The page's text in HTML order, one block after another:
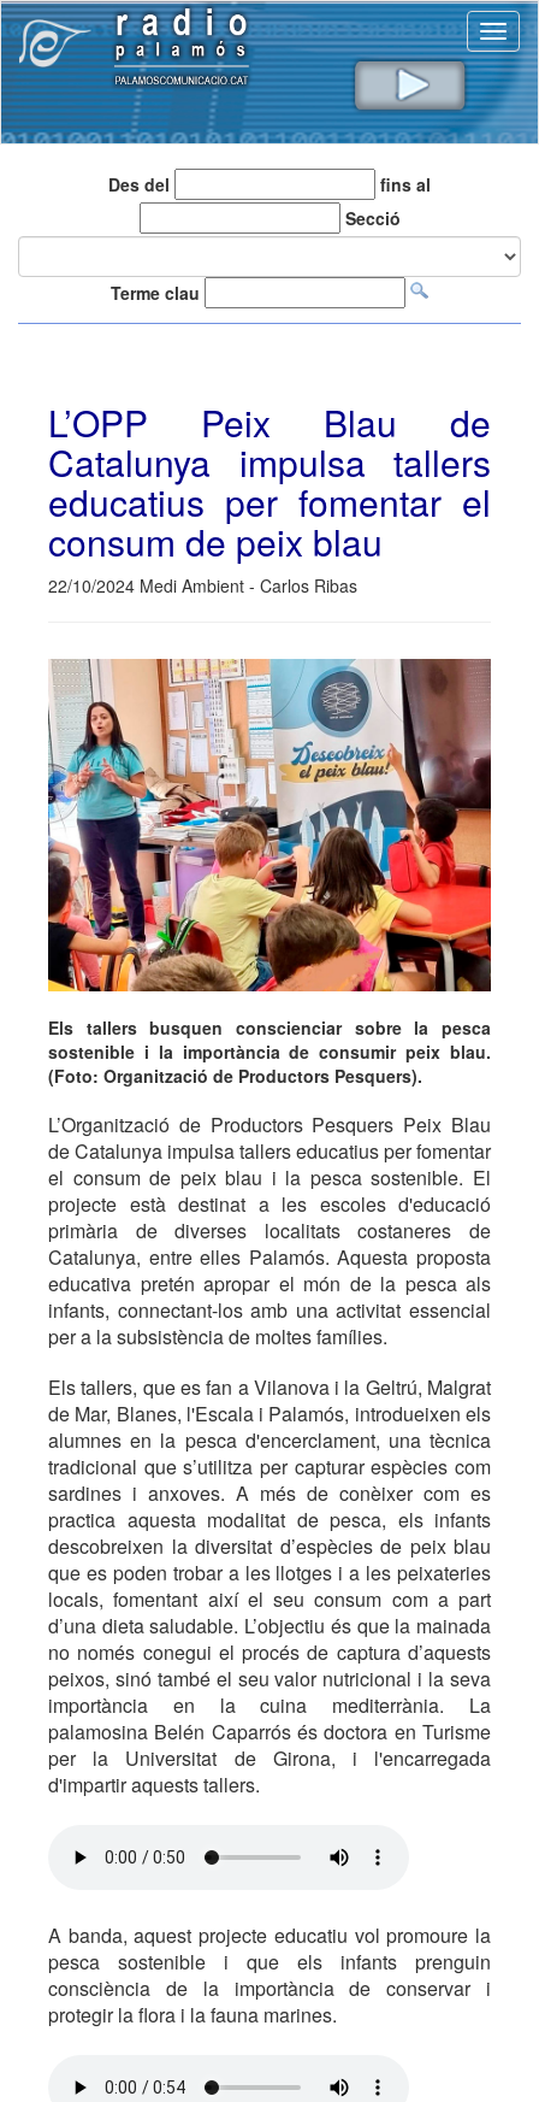
Des del
fins al
Secció
Terme clau
L’OPP Peix Blau de
Catalunya impulsa tallers
educatius per fomentar el
consum de peix blau
22/10/2024 Medi Ambient - Carlos Ribas
Els tallers busquen conscienciar sobre la pesca
sostenible i la importància de consumir peix blau.
(Foto: Organització de Productors Pesquers).
L’Organització de Productors Pesquers Peix Blau
de Catalunya impulsa tallers educatius per fomentar
el consum de peix blau i la pesca sostenible. El
projecte està destinat a les escoles d'educació
primària de diverses localitats costaneres de
Catalunya, entre elles Palamós. Aquesta proposta
educativa pretén apropar el món de la pesca als
infants, connectant-los amb una activitat essencial
per a la subsistència de moltes famílies.
Els tallers, que es fan a Vilanova i la Geltrú, Malgrat
de Mar, Blanes, l'Escala i Palamós, introdueixen els
alumnes en la pesca d'encerclament, una tècnica
tradicional que s’utilitza per capturar espècies com
sardines i anxoves. A més de conèixer com es
practica aquesta modalitat de pesca, els infants
descobreixen la diversitat d’espècies de peix blau
que es poden trobar a les llotges i a les peixateries
locals, fomentant així el seu consum com a part
d’una dieta saludable. L’objectiu és que la mainada
no només conegui el procés de captura d’aquests
peixos, sinó també el seu valor nutricional i la seva
importància en la cuina mediterrània. La
palamosina Belén Caparrós és doctora en Turisme
per la Universitat de Girona, i l'encarregada
d'impartir aquests tallers.
A banda, aquest projecte educatiu vol promoure la
pesca sostenible i que els infants prenguin
consciència de la importància de conservar i
protegir la flora i la fauna marines.